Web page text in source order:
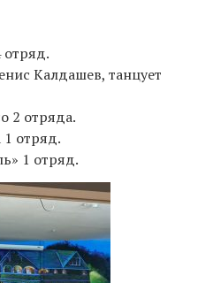
отряд.
Калдашев, танцует
2 отряда.
1 отряд.
1 отряд.